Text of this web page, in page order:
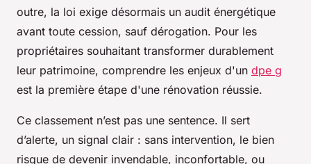
outre, la loi exige désormais un audit énergétique
avant toute cession, sauf dérogation. Pour les
propriétaires souhaitant transformer durablement
leur patrimoine, comprendre les enjeux d'un dpe g
est la première étape d'une rénovation réussie.
Ce classement n’est pas une sentence. Il sert
d’alerte, un signal clair : sans intervention, le bien
risque de devenir invendable, inconfortable, ou